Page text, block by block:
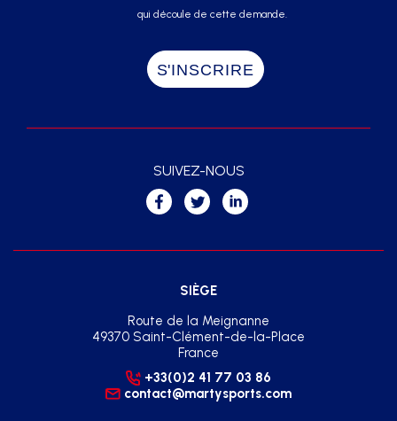
qui découle de cette demande.
SIÈGE
Route de la Meignanne
49370 Saint-Clément-de-la-Place
France
+33(0)2 41 77 03 86
contact@martysports.com
SUIVEZ-NOUS